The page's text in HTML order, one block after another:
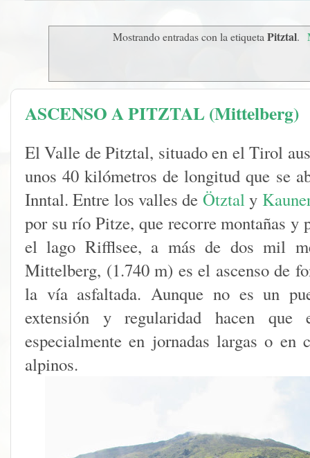
Mostrando entradas con la etiquetaPitztal.
ASCENSO A PITZTAL (Mittelberg)
El Valle de Pitztal, situado en el Tirol
unos 40 kilómetros de longitud que se
Inntal. Entre los valles de Ötztaly
por su río Pitze, que recorre montañas y
el lago Rifflsee, a más de dos mil
Mittelberg, (1.740 m) es el ascenso de
la vía asfaltada. Aunque no es un
extensión y regularidad hacen que
especialmente en jornadas largas o en
alpinos.